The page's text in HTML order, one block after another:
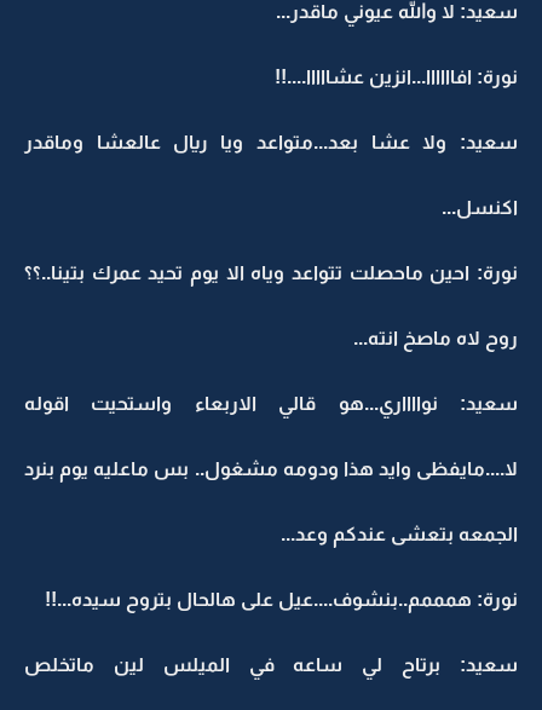
سعيد: لا والله عيوني ماقدر...
نورة: افاااااا...انزين عشااااا....!!
سعيد: ولا عشا بعد...متواعد ويا ريال عالعشا وماقدر
اكنسل...
نورة: احين ماحصلت تتواعد وياه الا يوم تحيد عمرك بتينا..؟؟
روح لاه ماصخ انته...
سعيد: نوااااري...هو قالي الاربعاء واستحيت اقوله
لا....مايفظى وايد هذا ودومه مشغول.. بس ماعليه يوم بنرد
الجمعه بتعشى عندكم وعد...
نورة: همممم..بنشوف....عيل على هالحال بتروح سيده...!!
سعيد: برتاح لي ساعه في الميلس لين ماتخلص